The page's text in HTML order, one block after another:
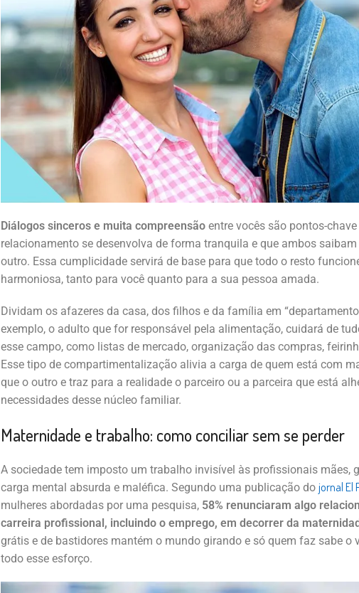
Diálogos sinceros e muita compreensãoentre vocês são pontos-
relacionamento se desenvolva de forma tranquila e que ambos
outro. Essa cumplicidade servirá de base para que todo o resto
harmoniosa, tanto para você quanto para a sua pessoa amada.
Dividam os afazeres da casa, dos filhos e da família em
exemplo, o adulto que for responsável pela alimentação, cuidará de
esse campo, como listas de mercado, organização das compras,
Esse tipo de compartimentalização alivia a carga de quem está com
que o outro e traz para a realidade o parceiro ou a parceira que está
necessidades desse núcleo familiar.
Maternidade e trabalho: como conciliar sem se perder
A sociedade tem imposto um trabalho invisível às profissionais mães,
carga mental absurda e maléfica. Segundo uma publicação do jornal El
mulheres abordadas por uma pesquisa,58% renunciaram algo
carreira profissional, incluindo o emprego, em decorrer da
grátis e de bastidores mantém o mundo girando e só quem faz sabe o
todo esse esforço.